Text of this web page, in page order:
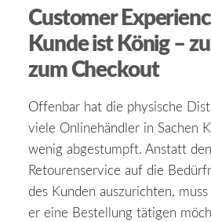
Customer
Kunde ist König –
zum Checkout
Offenbar hat die physische
viele Onlinehändler in Sachen
wenig abgestumpft. Anstatt
Retourenservice auf die
des Kunden auszurichten,
er eine Bestellung tätigen